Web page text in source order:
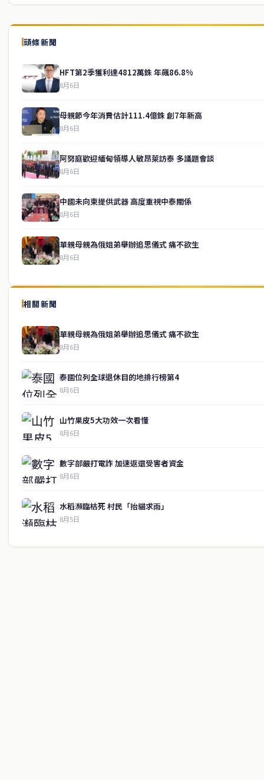
頭條新聞
HFT第2季獲利達4812萬銖 年飆86.8%
8月6日
母親節今年消費估計111.4億銖 創7年新高
8月6日
阿努庭歡迎緬甸領導人敏昂萊訪泰 多議題會談
8月6日
中國未向柬提供武器 高度重視中泰關係
8月6日
單親母親為俄姐弟舉辦追思儀式 痛不欲生
8月6日
相關新聞
單親母親為俄姐弟舉辦追思儀式 痛不欲生
8月6日
泰國位列全球退休目的地排行榜第4
8月6日
山竹果皮5大功效一次看懂
8月6日
數字部嚴打電詐 加速返還受害者資金
8月6日
水稻瀕臨枯死 村民「抬貓求雨」
8月5日